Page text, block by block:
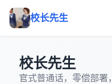
校长先生
校长先生
官式普通话，零偿部署